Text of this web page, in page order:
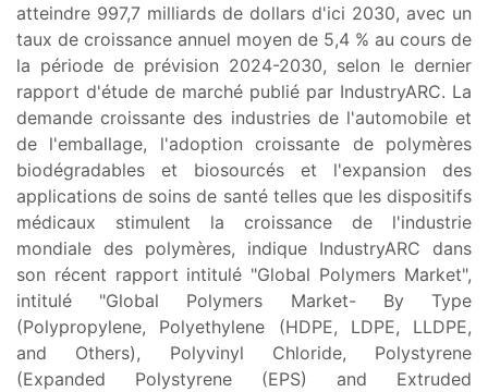
atteindre 997,7 milliards de dollars d'ici 2030, avec un
taux de croissance annuel moyen de 5,4 % au cours de
la période de prévision 2024-2030, selon le dernier
rapport d'étude de marché publié par IndustryARC. La
demande croissante des industries de l'automobile et
de l'emballage, l'adoption croissante de polymères
biodégradables et biosourcés et l'expansion des
applications de soins de santé telles que les dispositifs
médicaux stimulent la croissance de l'industrie
mondiale des polymères, indique IndustryARC dans
son récent rapport intitulé "Global Polymers Market",
intitulé "Global Polymers Market- By Type
(Polypropylene, Polyethylene (HDPE, LDPE, LLDPE,
and Others), Polyvinyl Chloride, Polystyrene
(Expanded Polystyrene (EPS) and Extruded